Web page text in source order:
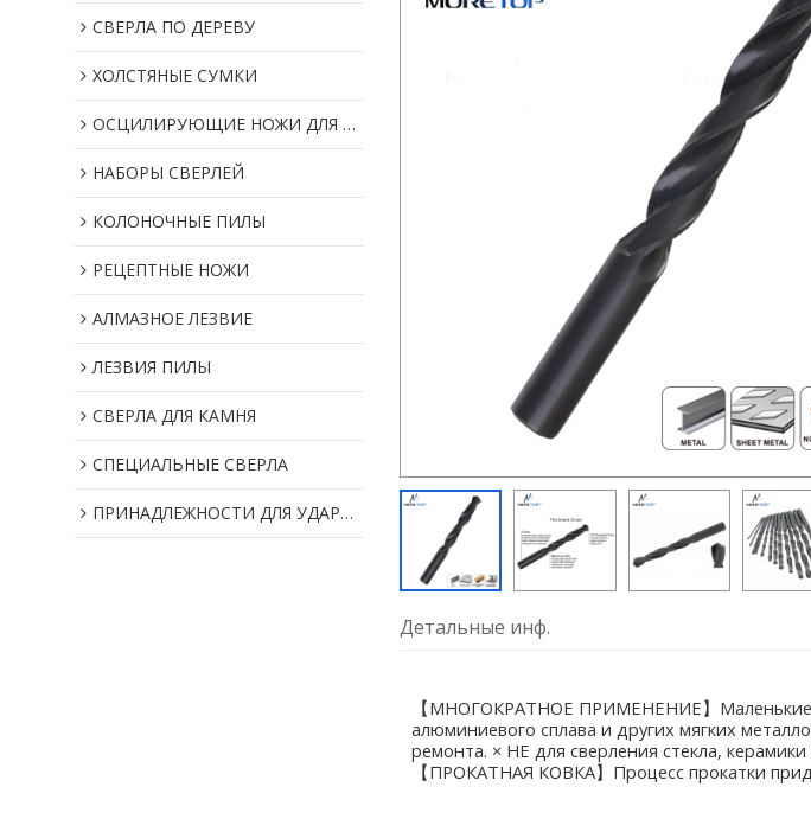
СВЕРЛА ПО ДЕРЕВУ
ХОЛСТЯНЫЕ СУМКИ
ОСЦИЛИРУЮЩИЕ НОЖИ ДЛЯ МУЛЬТИИНСТРУМЕНТОВ
НАБОРЫ СВЕРЛЕЙ
КОЛОНОЧНЫЕ ПИЛЫ
РЕЦЕПТНЫЕ НОЖИ
АЛМАЗНОЕ ЛЕЗВИЕ
ЛЕЗВИЯ ПИЛЫ
СВЕРЛА ДЛЯ КАМНЯ
СПЕЦИАЛЬНЫЕ СВЕРЛА
ПРИНАДЛЕЖНОСТИ ДЛЯ УДАРНОГО ИНСТРУМЕНТА
Детальные инф.
【МНОГОКРАТНОЕ ПРИМЕНЕНИЕ】Маленькие
алюминиевого сплава и других мягких
ремонта. × НЕ для сверления стекла,
【ПРОКАТНАЯ КОВКА】Процесс прокатки